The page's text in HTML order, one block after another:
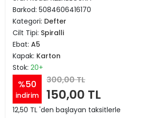
Barkod: 5084606416170
Kategori: Defter
Cilt Tipi: Spiralli
Ebat: A5
Kapak: Karton
Stok: 20+
%50
indirim
300,00 TL
150,00 TL
12,50 TL 'den başlayan taksitlerle